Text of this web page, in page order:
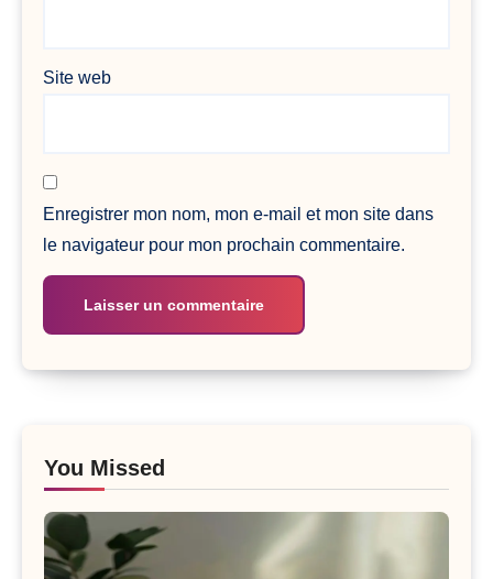
Site web
Enregistrer mon nom, mon e-mail et mon site dans
le navigateur pour mon prochain commentaire.
You Missed